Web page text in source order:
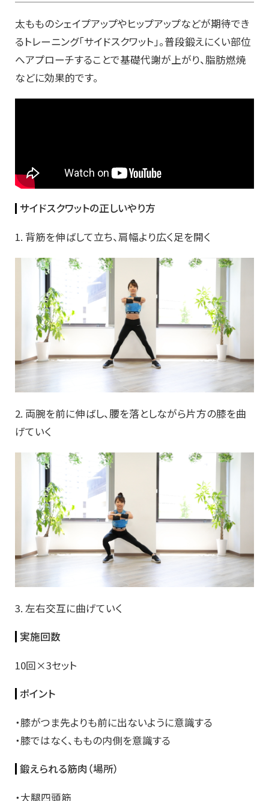
太もものシェイプアップやヒップアップなどが期待でき
るトレーニング「サイドスクワット」。普段鍛えにくい部位
へアプローチすることで基礎代謝が上がり、脂肪燃焼
などに効果的です。
サイドスクワットの正しいやり方
1. 背筋を伸ばして立ち、肩幅より広く足を開く
2. 両腕を前に伸ばし、腰を落としながら片方の膝を曲
げていく
3. 左右交互に曲げていく
実施回数
10回×3セット
ポイント
・膝がつま先よりも前に出ないように意識する
・膝ではなく、ももの内側を意識する
鍛えられる筋肉（場所）
・大腿四頭筋